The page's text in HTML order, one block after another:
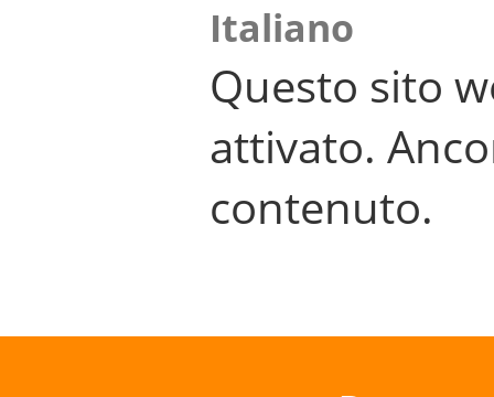
Italiano
Questo sito
attivato.
contenuto.